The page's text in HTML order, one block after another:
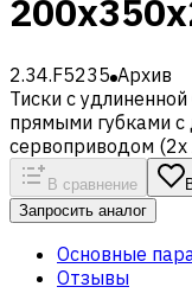
2.34.F5235 Архив
Тиски с
прямыми губками
сервоприводом
В сравнение
Запросить аналог
Основные
Отзывы